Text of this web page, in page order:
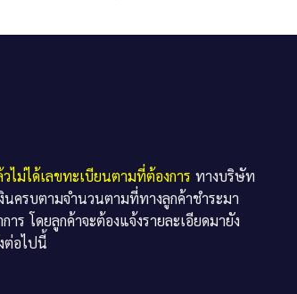
ไม่ได้เลขทะเบียนตามที่ต้องการ ทางบริษัท
ครบตามจำนวนตามที่ทางลูกค้าชำระมา
ร โดยลูกค้าจะต้องแจ้งรายละเอียดมายัง
ต่อไปนี้